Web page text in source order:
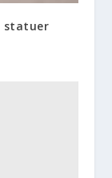
statuer